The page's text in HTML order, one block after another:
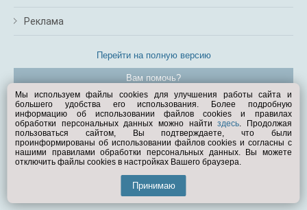
Реклама
Перейти на полную версию
Вам помочь?
© Exist.ru 1998—2026
Мы используем файлы cookies для улучшения работы сайта и
большего удобства его использования. Более подробную
информацию об использовании файлов cookies и правилах
обработки персональных данных можно найтиздесь. Продолжая
пользоваться сайтом, Вы подтверждаете, что были
проинформированы об использовании файлов cookies и согласны с
нашими правилами обработки персональных данных. Вы можете
отключить файлы cookies в настройках Вашего браузера.
Принимаю